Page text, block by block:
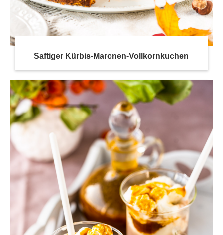
Saftiger Kürbis-Maronen-Vollkornkuchen